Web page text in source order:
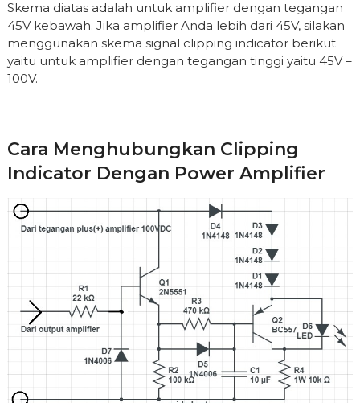
Skema diatas adalah untuk amplifier dengan tegangan
45V kebawah. Jika amplifier Anda lebih dari 45V, silakan
menggunakan skema signal clipping indicator berikut
yaitu untuk amplifier dengan tegangan tinggi yaitu 45V –
100V.
Cara Menghubungkan Clipping
Indicator Dengan Power Amplifier